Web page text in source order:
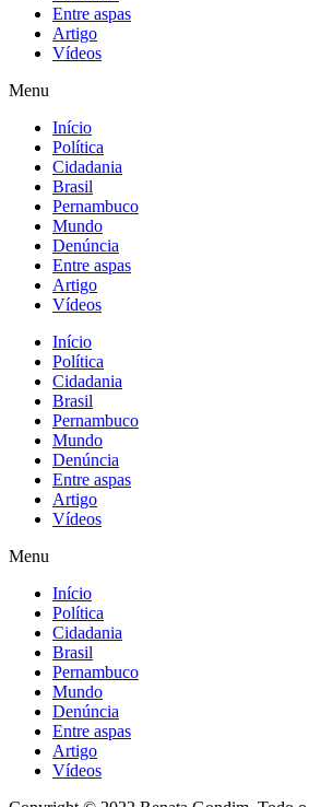
Entre aspas
Artigo
Vídeos
Menu
Início
Política
Cidadania
Brasil
Pernambuco
Mundo
Denúncia
Entre aspas
Artigo
Vídeos
Início
Política
Cidadania
Brasil
Pernambuco
Mundo
Denúncia
Entre aspas
Artigo
Vídeos
Menu
Início
Política
Cidadania
Brasil
Pernambuco
Mundo
Denúncia
Entre aspas
Artigo
Vídeos